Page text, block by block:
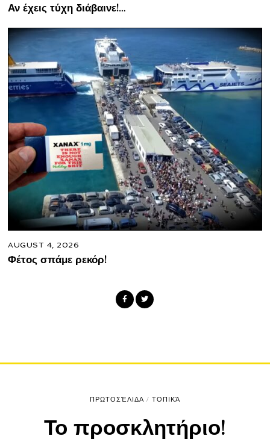
Αν έχεις τύχη διάβαινε!…
AUGUST 4, 2026
Φέτος σπάμε ρεκόρ!
ΠΡΩΤΟΣΈΛΙΔΑ / ΤΟΠΙΚΆ
Το προσκλητήριο!